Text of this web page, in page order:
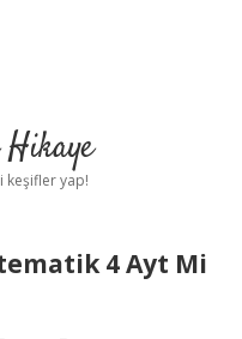
keşifler yap!
4 Ayt Mi